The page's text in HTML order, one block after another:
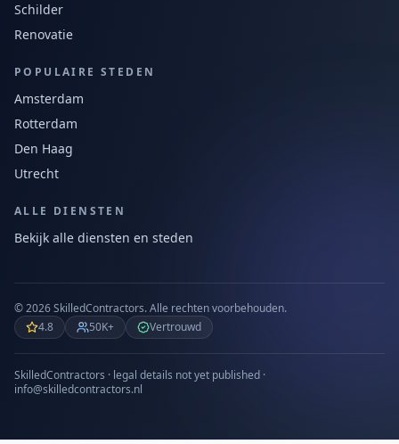
Schilder
Renovatie
POPULAIRE STEDEN
Amsterdam
Rotterdam
Den Haag
Utrecht
ALLE DIENSTEN
Bekijk alle diensten en steden
©2026SkilledContractors.Alle rechten voorbehouden.
4.8
50K+ Vertrouwd
SkilledContractors · legal details not yet published ·
info@skilledcontractors.nl